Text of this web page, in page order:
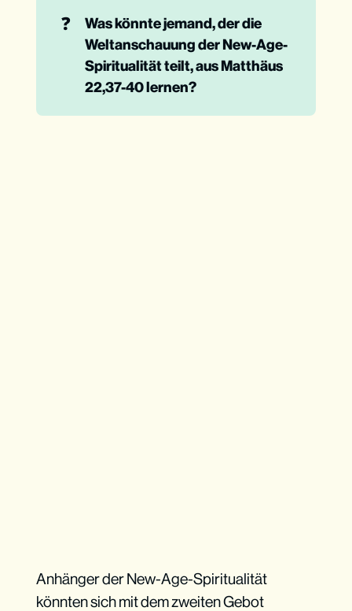
❓
Was könnte jemand, der die
Weltanschauung der New-Age-
Spiritualität teilt, aus Matthäus
22,37-40 lernen?
Anhänger der New-Age-Spiritualität
könnten sich mit dem zweiten Gebot